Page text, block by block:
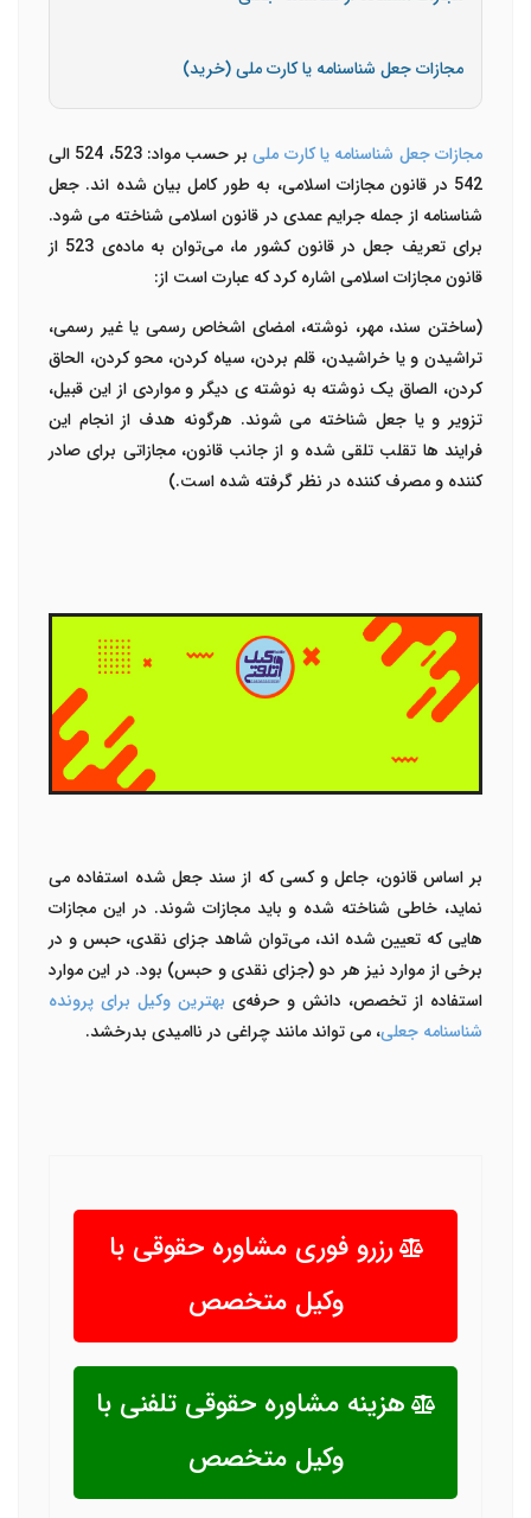
مجازات جعل شناسنامه یا کارت ملی (خرید)
مجازات جعل شناسنامه یا کارت ملی
بر حسب مواد: 523، 524 الی
542 در قانون مجازات اسلامی، به طور کامل بیان شده ‌اند. جعل
شناسنامه از جمله جرایم عمدی در قانون اسلامی شناخته می‌ شود.
برای تعریف جعل در قانون کشور ما، می‌توان به ماده‌ی 523 از
قانون مجازات اسلامی اشاره کرد که عبارت است از:
(ساختن سند، مهر، نوشته، امضای اشخاص رسمی یا غیر رسمی،
تراشیدن و یا خراشیدن، قلم بردن، سیاه کردن، محو کردن، الحاق
کردن، الصاق یک نوشته به نوشته ‌ی دیگر و مواردی از این قبیل،
تزویر و یا جعل شناخته می ‌شوند. هرگونه هدف از انجام این
فرایند ها تقلب تلقی شده و از جانب قانون، مجازاتی برای صادر
کننده و مصرف کننده در نظر گرفته شده است.)
بر اساس قانون، جاعل و کسی که از سند جعل شده استفاده می
نماید، خاطی شناخته شده و باید مجازات شوند. در این مجازات
‌هایی که تعیین شده اند، می‌توان شاهد جزای نقدی، حبس و در
برخی از موارد نیز هر دو (جزای نقدی و حبس) بود. در این موارد
استفاده از تخصص، دانش و حرفه‌ی بهترین وکیل برای پرونده
شناسنامه جعلی، می‌ تواند مانند چراغی در ناامیدی بدرخشد.
رزرو فوری مشاوره حقوقی با
وکیل متخصص
هزینه مشاوره حقوقی تلفنی با
وکیل متخصص